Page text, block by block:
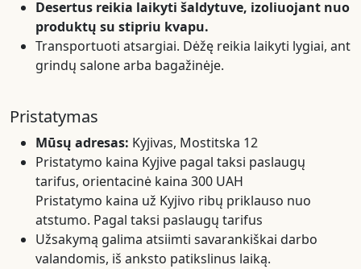
Desertus reikia laikyti šaldytuve, izoliuojant nuo
produktų su stipriu kvapu.
Transportuoti atsargiai. Dėžę reikia laikyti lygiai, ant
grindų salone arba bagažinėje.
Pristatymas
Mūsų adresas: Kyjivas, Mostitska 12
Pristatymo kaina Kyjive pagal taksi paslaugų
tarifus, orientacinė kaina 300 UAH
Pristatymo kaina už Kyjivo ribų priklauso nuo
atstumo. Pagal taksi paslaugų tarifus
Užsakymą galima atsiimti savarankiškai darbo
valandomis, iš anksto patikslinus laiką.